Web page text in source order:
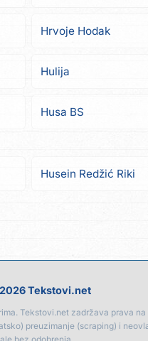
Hrvoje Hodak
Hulija
Husa BS
Husein Redžić Riki
Tekstovi.net
Tekstovi.net zadržava prava
preuzimanje (scraping) i